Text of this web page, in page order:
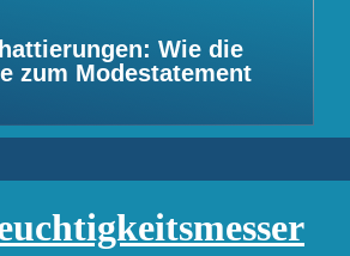
Wie die
zum Modestatement